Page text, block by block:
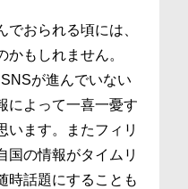
おられる頃には、
かもしれません。
が進んでいない
によって一喜一憂す
います。またフィリ
国の情報がタイムリ
時話題にすることも